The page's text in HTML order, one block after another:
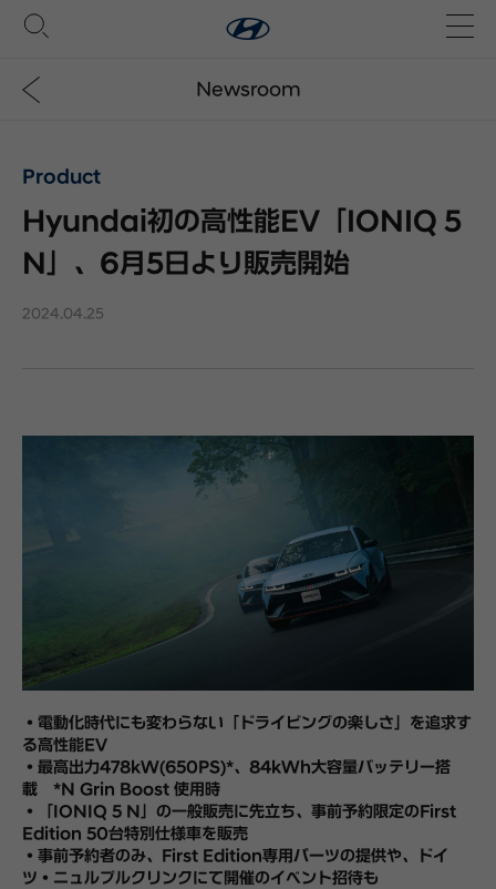
Newsroom
Product
Hyundai初の高性能EV「IONIQ 5
N」、6月5日より販売開始
2024.04.25
・電動化時代にも変わらない「ドライビングの楽しさ」を追求す
る高性能EV
・最高出力478kW(650PS)*、84kWh大容量バッテリー搭
載 *N Grin Boost 使用時
・「IONIQ 5 N」の一般販売に先立ち、事前予約限定のFirst
Edition 50台特別仕様車を販売
・事前予約者のみ、First Edition専用パーツの提供や、ドイ
ツ・ニュルブルクリンクにて開催のイベント招待も